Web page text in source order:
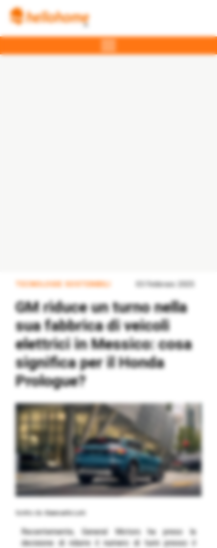
TECNOLOGIE SOSTENIBILI
GM riduce un turno nella
sua fabbrica di veicoli
elettrici in Messico: cosa
significa per il Honda
Prologue?
Scritto da Giancarlo Loti
Recentemente, General Motors ha preso la
decisione di ridurre il numero di turni presso il